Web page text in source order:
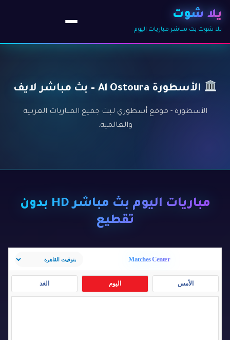
يلا شوت
يلا شوت بث مباشر مباريات اليوم
الأسطورة Al Ostoura – بث مباشر لايف
الأسطورة - موقع أسطوري لبث جميع المباريات العربية
والعالمية.
مباريات اليوم بث مباشر HD بدون
تقطيع
Matches Center
الأمس اليوم الغد